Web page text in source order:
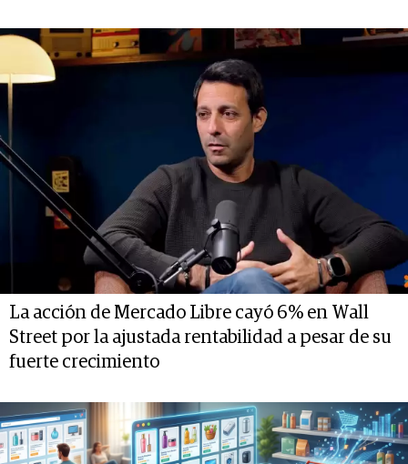
La acción de Mercado Libre cayó 6% en Wall
Street por la ajustada rentabilidad a pesar de su
fuerte crecimiento